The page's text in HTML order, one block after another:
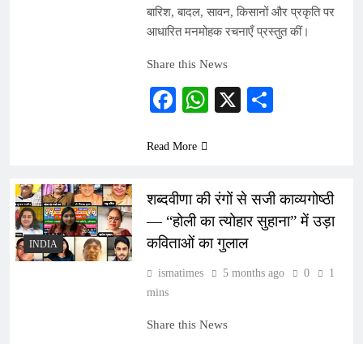
बारिश, बादल, सावन, किसानों और प्रकृति पर
आधारित मनमोहक रचनाएँ प्रस्तुत कीं।
Share this News
Facebook
WhatsApp
X
Read More
INDIA
शब्दवीणा की रंगों से सजी काव्यगोष्ठी
— “होली का त्योहार सुहाना” में उड़ा
कविताओं का गुलाल
ismatimes 5 months ago 0
1
mins
Share this News